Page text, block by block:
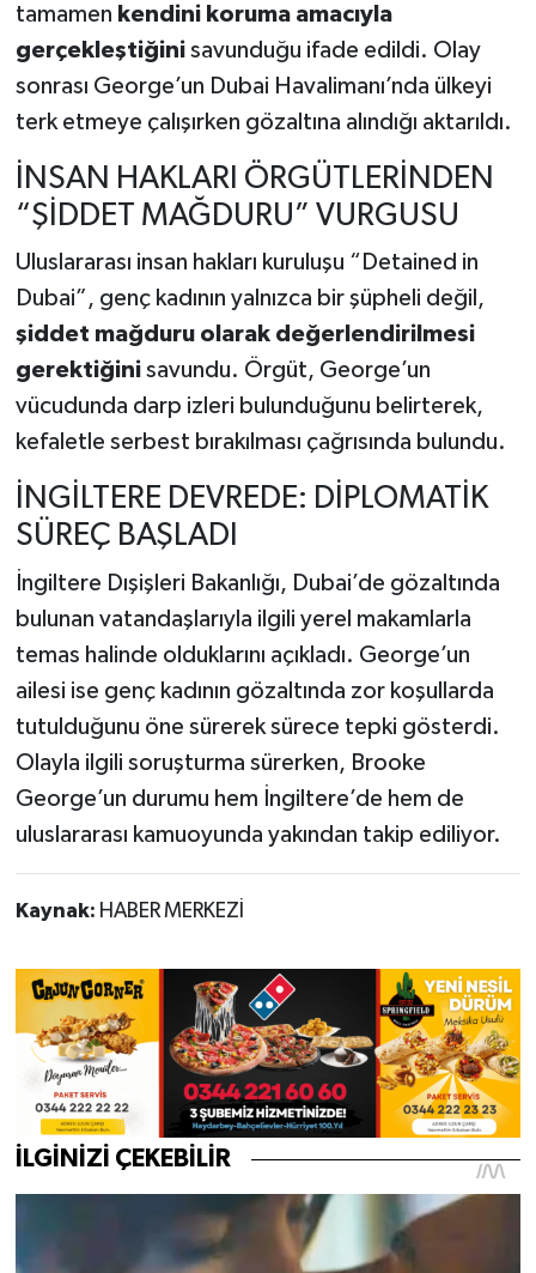
tamamen kendini koruma amacıyla
gerçekleştiğinisavunduğu ifade edildi. Olay
sonrası George’un Dubai Havalimanı’nda ülkeyi
terk etmeye çalışırken gözaltına alındığı aktarıldı.
İNSAN HAKLARI ÖRGÜTLERİNDEN
“ŞİDDET MAĞDURU” VURGUSU
Uluslararası insan hakları kuruluşu “Detained in
Dubai”, genç kadının yalnızca bir şüpheli değil,
şiddet mağduru olarak değerlendirilmesi
gerektiğinisavundu. Örgüt, George’un
vücudunda darp izleri bulunduğunu belirterek,
kefaletle serbest bırakılması çağrısında bulundu.
İNGİLTERE DEVREDE: DİPLOMATİK
SÜREÇ BAŞLADI
İngiltere Dışişleri Bakanlığı, Dubai’de gözaltında
bulunan vatandaşlarıyla ilgili yerel makamlarla
temas halinde olduklarını açıkladı. George’un
ailesi ise genç kadının gözaltında zor koşullarda
tutulduğunu öne sürerek sürece tepki gösterdi.
Olayla ilgili soruşturma sürerken, Brooke
George’un durumu hem İngiltere’de hem de
uluslararası kamuoyunda yakından takip ediliyor.
Kaynak: HABER MERKEZİ